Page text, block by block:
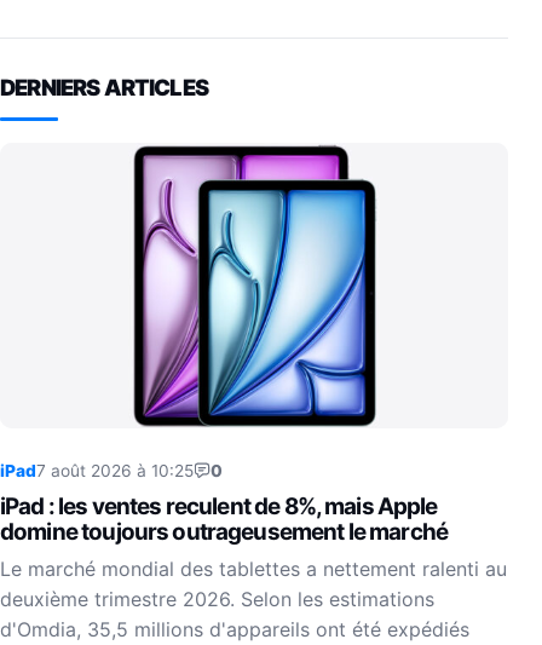
DERNIERS ARTICLES
iPad7 août 2026 à 10:25 0
iPad : les ventes reculent de 8%, mais Apple
domine toujours outrageusement le marché
Le marché mondial des tablettes a nettement ralenti au
deuxième trimestre 2026. Selon les estimations
d'Omdia, 35,5 millions d'appareils ont été expédiés